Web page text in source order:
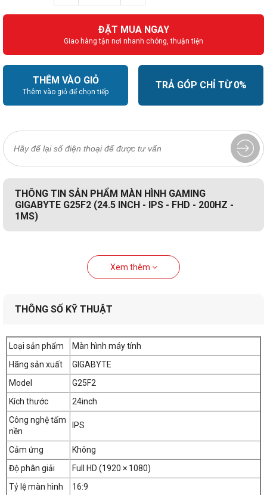
ĐẶT MUA NGAY
Giao hàng tận nơi nhanh chóng, thuận tiện
THÊM VÀO GIỎ
Thêm vào giỏ để chọn tiếp
TRẢ GÓP CHỈ TỪ 0%
THÔNG TIN SẢN PHẨM MÀN HÌNH GAMING
GIGABYTE G25F2 (24.5 INCH - IPS - FHD - 200HZ -
1MS)
Xem thêm
THÔNG SỐ KỸ THUẬT
Loại sản phẩm
Màn hình máy tính
Hãng sản xuất
GIGABYTE
Model
G25F2
Kích thước
24inch
Công nghệ tấm
nền
IPS
Cảm ứng
Không
Độ phân giải
Full HD (1920 × 1080)
Tỷ lệ màn hình
16:9